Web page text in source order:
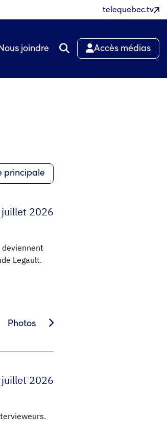
telequebec.tv
Nous joindre Accès médias
principale
2026
deviennent
Legault.
Photos
2026